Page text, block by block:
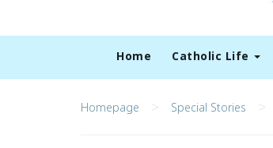
Home Catholic Life
Homepage > Special Stories >